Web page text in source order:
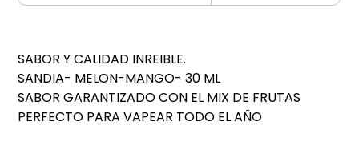
SABOR Y CALIDAD INREIBLE.
SANDIA- MELON-MANGO- 30 ML
SABOR GARANTIZADO CON EL MIX DE FRUTAS
PERFECTO PARA VAPEAR TODO EL AÑO